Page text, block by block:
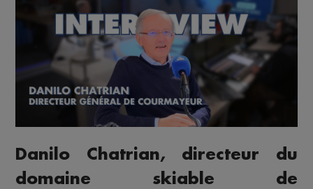
Danilo Chatrian, directeur du
domaine skiable de